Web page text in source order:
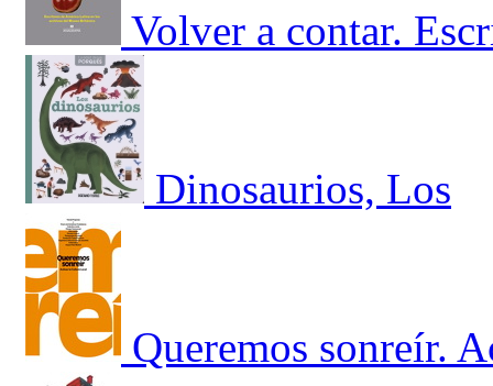
Volver a contar.
Dinosaurios, Los
Queremos sonreír.